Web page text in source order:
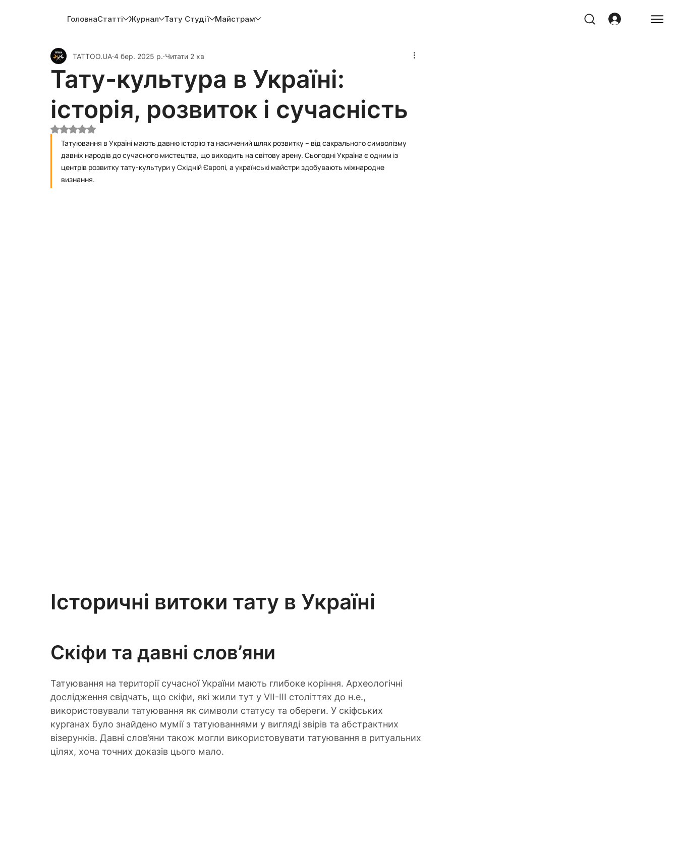
ГоловнаСтатті Журнал Тату Студії Майстрам
Тату-культура в Україні:
історія, розвиток і сучасність
TATTOO.UA 4 бер. 2025 р. Читати 2 хв
Оцінка: NaN з 5 зірок.
Татуювання в Україні мають давню історію та насичений шлях розвитку – від сакрального символізму
давніх народів до сучасного мистецтва, що виходить на світову арену. Сьогодні Україна є одним із
центрів розвитку тату-культури у Східній Європі, а українські майстри здобувають міжнародне
визнання.
Історичні витоки тату в Україні
Скіфи та давні слов’яни
Татуювання на території сучасної України мають глибоке коріння. Археологічні
дослідження свідчать, що скіфи, які жили тут у VII-III століттях до н.е.,
використовували татуювання як символи статусу та обереги. У скіфських
курганах було знайдено мумії з татуюваннями у вигляді звірів та абстрактних
візерунків. Давні слов’яни також могли використовувати татуювання в ритуальних
цілях, хоча точних доказів цього мало.